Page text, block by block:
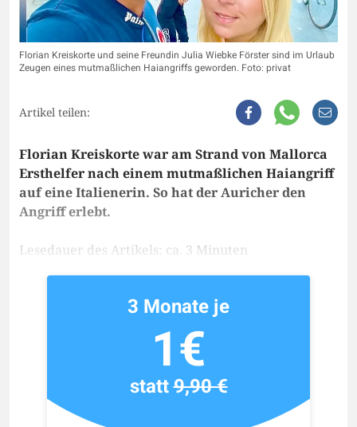
Florian Kreiskorte und seine Freundin Julia Wiebke Förster sind im Urlaub
Zeugen eines mutmaßlichen Haiangriffs geworden. Foto: privat
Artikel teilen:
Florian Kreiskorte war am Strand von Mallorca
Ersthelfer nach einem mutmaßlichen Haiangriff
auf eine Italienerin. So hat der Auricher den
Angriff erlebt.
Lesedauer des Artikels: ca. 3 Minuten
3 Monate je
1€
statt9,90 €